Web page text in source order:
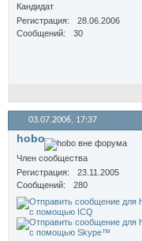
Кандидат
Регистрация
28.06.2006
Сообщений
30
03.07.2006, 17:37
hobo
Член сообщества
Регистрация
23.11.2005
Сообщений
280